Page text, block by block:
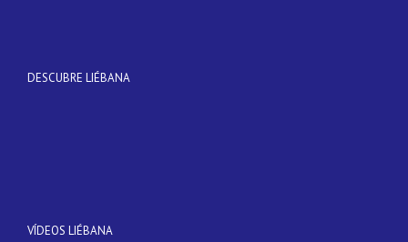
DESCUBRE LIÉBANA
VÍDEOS LIÉBANA